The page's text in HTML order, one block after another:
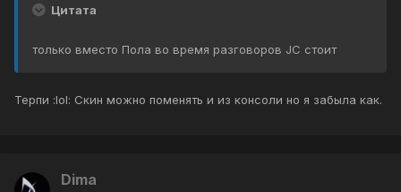
Цитата
только вместо Пола во время разговоров JC стоит
Терпи :lol: Скин можно поменять и из консоли но я забыла как.
Dima